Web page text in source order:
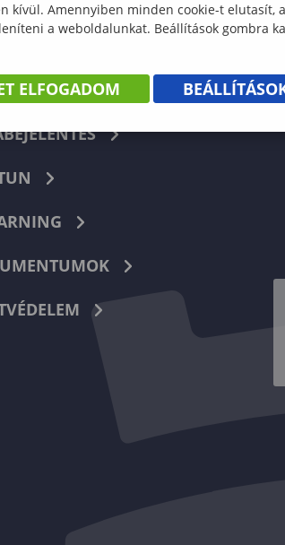
kívül. Amennyiben minden cookie-t elutasít,
a weboldalunkat. Beállítások gombra
ELFOGADOM